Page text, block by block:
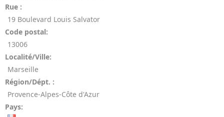
Rue :
19 Boulevard Louis Salvator
Code postal:
13006
Localité/Ville:
Marseille
Région/Dépt. :
Provence-Alpes-Côte d'Azur
Pays: